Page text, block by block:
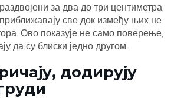
за два до три центиметра,
све док између њих не
Ово показује не само поверење,
да су блиски једно другом.
додирују